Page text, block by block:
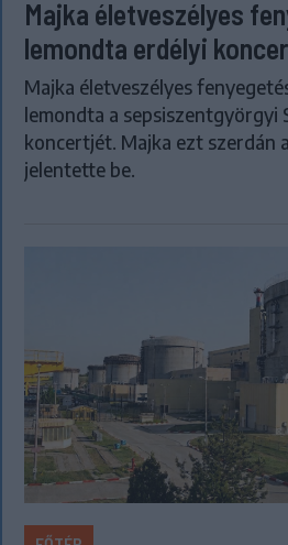
Majka életveszélyes
lemondta erdélyi
Majka életveszélyes
lemondta a sepsiszentgyörgyi
koncertjét. Majka ezt szerdán
jelentette be.